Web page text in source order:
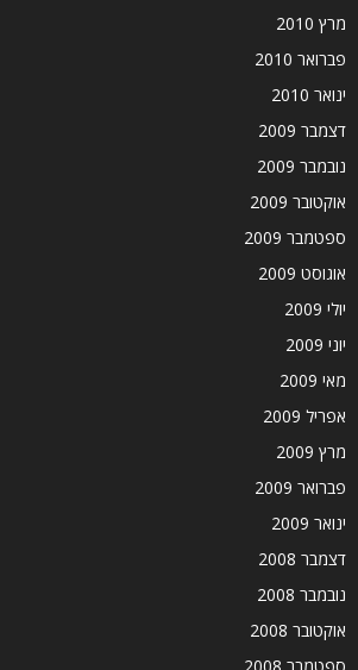
מרץ 2010
פברואר 2010
ינואר 2010
דצמבר 2009
נובמבר 2009
אוקטובר 2009
ספטמבר 2009
אוגוסט 2009
יולי 2009
יוני 2009
מאי 2009
אפריל 2009
מרץ 2009
פברואר 2009
ינואר 2009
דצמבר 2008
נובמבר 2008
אוקטובר 2008
ספטמבר 2008